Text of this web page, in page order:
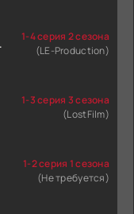
1-4 серия 2 сезона
(LE-Production)
1-3 серия 3 сезона
(LostFilm)
1-2 серия 1 сезона
(Не требуется)